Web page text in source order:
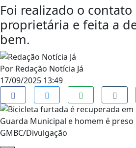
Foi realizado o contato
proprietária e feita a
bem.
Por Redação Notícia Já
17/09/2025 13:49
GMBC/Divulgação